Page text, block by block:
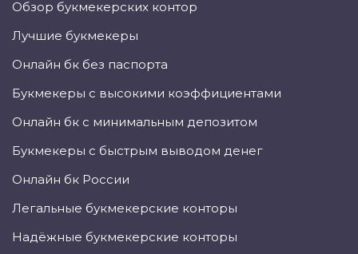
Обзор букмекерских контор
Лучшие букмекеры
Онлайн бк без паспорта
Букмекеры с высокими коэффициентами
Онлайн бк с минимальным депозитом
Букмекеры с быстрым выводом денег
Онлайн бк России
Легальные букмекерские конторы
Надёжные букмекерские конторы